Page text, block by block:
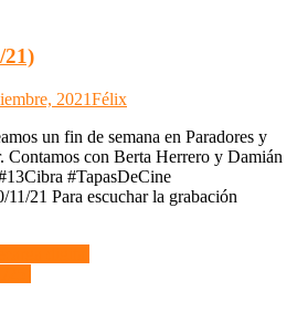
21)
2021Félix
un fin de semana en Paradores y
Contamos con Berta Herrero y Damián
#TapasDeCine
21 Para escuchar la grabación